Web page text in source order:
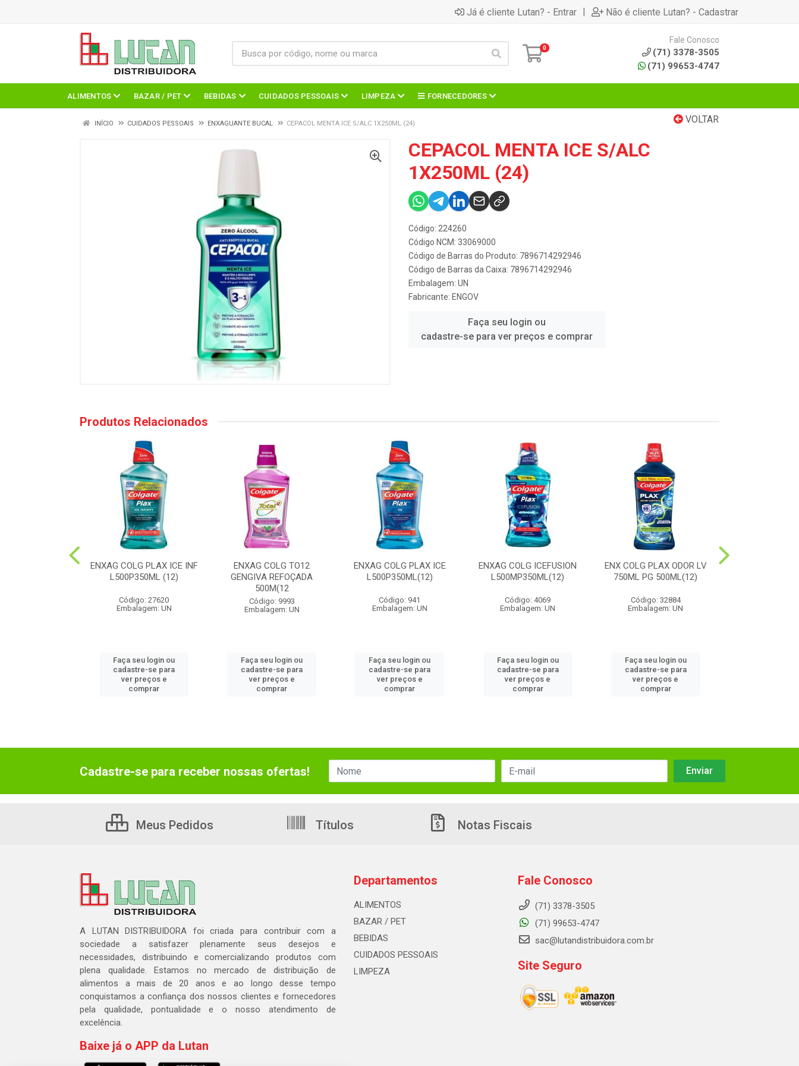
Já é cliente Lutan? - Entrar | Não é cliente Lutan? - Cadastrar
0
Fale Conosco
(71) 3378-3505
(71) 99653-4747
ALIMENTOS BAZAR / PET BEBIDAS CUIDADOS PESSOAIS LIMPEZA FORNECEDORES
VOLTAR
INÍCIO CUIDADOS PESSOAIS ENXAGUANTE BUCAL CEPACOL MENTA ICE S/ALC 1X250ML (24)
CEPACOL MENTA ICE S/ALC
1X250ML (24)
Código: 224260
Código NCM: 33069000
Código de Barras do Produto: 7896714292946
Código de Barras da Caixa: 7896714292946
Embalagem: UN
Fabricante: ENGOV
Faça seu login ou
cadastre-se para ver preços e comprar
Produtos Relacionados
ENXAG COLG PLAX ICE INF
L500P350ML (12)
Código: 27620
Embalagem: UN
Faça seu login ou
cadastre-se para
ver preços e
comprar
ENXAG COLG TO12
GENGIVA REFOÇADA
500M(12
Código: 9993
Embalagem: UN
Faça seu login ou
cadastre-se para
ver preços e
comprar
ENXAG COLG PLAX ICE
L500P350ML(12)
Código: 941
Embalagem: UN
Faça seu login ou
cadastre-se para
ver preços e
comprar
ENXAG COLG ICEFUSION
L500MP350ML(12)
Código: 4069
Embalagem: UN
Faça seu login ou
cadastre-se para
ver preços e
comprar
ENX COLG PLAX ODOR LV
750ML PG 500ML(12)
Código: 32884
Embalagem: UN
Faça seu login ou
cadastre-se para
ver preços e
comprar
Cadastre-se para receber nossas ofertas!
Meus Pedidos Títulos Notas Fiscais
A LUTAN DISTRIBUIDORA foi criada para contribuir com a
sociedade a satisfazer plenamente seus desejos e
necessidades, distribuindo e comercializando produtos com
plena qualidade. Estamos no mercado de distribuição de
alimentos a mais de 20 anos e ao longo desse tempo
conquistamos a confiança dos nossos clientes e fornecedores
pela qualidade, pontualidade e o nosso atendimento de
excelência.
Baixe já o APP da Lutan
Departamentos
ALIMENTOS
BAZAR / PET
BEBIDAS
CUIDADOS PESSOAIS
LIMPEZA
Fale Conosco
(71) 3378-3505
(71) 99653-4747
sac@lutandistribuidora.com.br
Site Seguro